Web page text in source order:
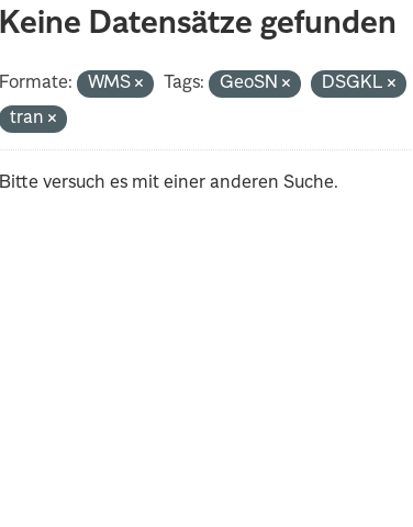
Keine Datensätze gefunden
Formate: WMS Tags: GeoSN DSGKL
tran
Bitte versuch es mit einer anderen Suche.